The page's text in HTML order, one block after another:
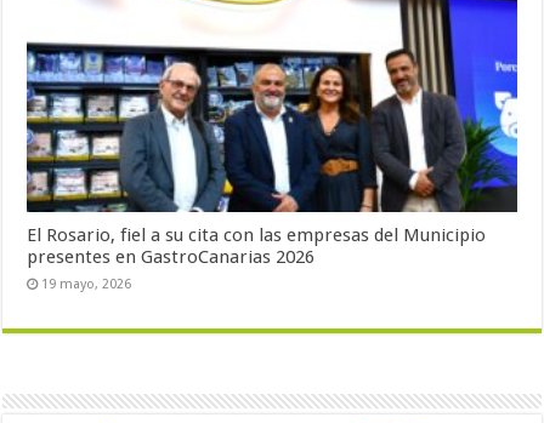
El Rosario, fiel a su cita con las empresas del Municipio
presentes en GastroCanarias 2026
19 mayo, 2026